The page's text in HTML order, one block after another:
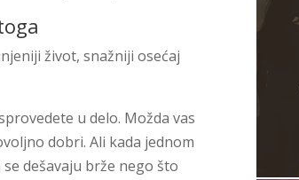
život, snažniji osećaj
u delo. Možda vas
dobri. Ali kada jednom
dešavaju brže nego što